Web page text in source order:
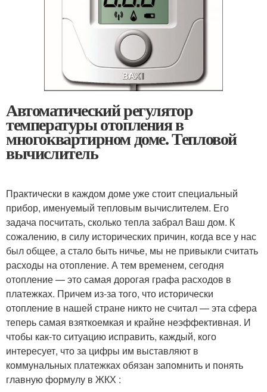
Автоматический регулятор
температуры отопления в
многоквартирном доме. Тепловой
вычислитель
Практически в каждом доме уже стоит специальный
прибор, именуемый тепловым вычислителем. Его
задача посчитать, сколько тепла забрал Ваш дом. К
сожалению, в силу исторических причин, когда все у нас
был общее, а стало быть ничье, мы не привыкли считать
расходы на отопление. А тем временем, сегодня
отопление — это самая дорогая графа расходов в
платежках. Причем из-за того, что исторически
отопление в нашей стране никто не считал — эта сфера
теперь самая взяткоемкая и крайне неэффективная. И
чтобы как-то ситуацию исправить, каждый, кого
интересует, что за цифры им выставляют в
коммунальных платежках обязан запомнить и понять
главную формулу в ЖКХ :